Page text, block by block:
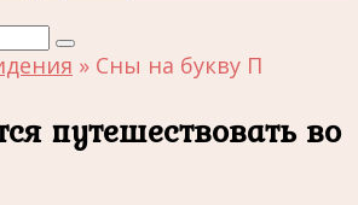
» Сны на букву П
путешествовать во